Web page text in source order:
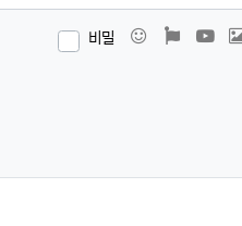
비밀 이모티콘폰트어썸
동영